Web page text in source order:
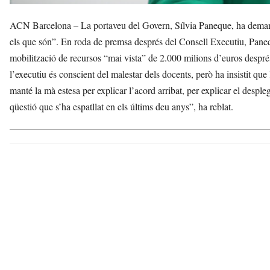
ACN Barcelona – La portaveu del Govern, Sílvia Paneque, ha
els que són”. En roda de premsa després del Consell Executiu,
mobilització de recursos “mai vista” de 2.000 milions d’euros
l’executiu és conscient del malestar dels docents, però ha insistit
manté la mà estesa per explicar l’acord arribat, per explicar el
qüestió que s’ha espatllat en els últims deu anys”, ha reblat.